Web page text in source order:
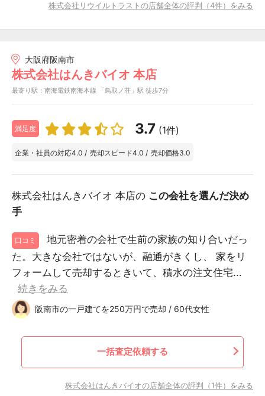
株式会社リウイルトラストの店舗全体の評判（4件）をみる
大阪府阪南市
株式会社はんきバイオ 本店
最寄り駅：南海電鉄南海本線 「鳥取ノ荘」駅 徒歩7分
満足度 3.7 (1件)
企業・社員の対応4.0 / 売却スピード4.0 / 売却価格3.0
株式会社はんきバイオ 本店の この会社を選んだ決め
手
口コミ
地元密着の会社で生前の家族の知り合いだっ
た。大きな会社ではないが、融通がきくし、 家をリ
フォームして売却するときいて、積水の注文住宅...
続きをみる
阪南市の一戸建てを250万円で売却 / 60代女性
一括査定依頼する
株式会社はんきバイオの店舗全体の評判（1件）をみる